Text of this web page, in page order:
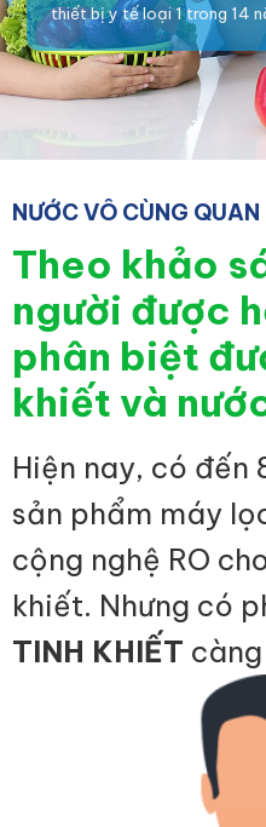
thiết bị y tế loại 1 trong 14
NƯỚC VÔ CÙNG
Theo khảo
người được
phân biệt
khiết và
Hiện nay, có đến
sản phẩm máy
cộng nghệ RO
khiết. Nhưng có
TINH KHIẾT càng